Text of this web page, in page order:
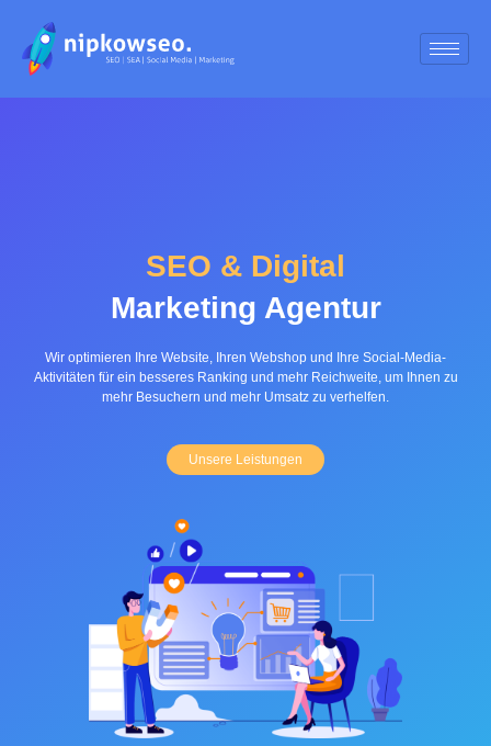
SEO & Digital
Marketing Agentur
Wir optimieren Ihre Website, Ihren Webshop und Ihre Social-Media-
Aktivitäten für ein besseres Ranking und mehr Reichweite, um Ihnen zu
mehr Besuchern und mehr Umsatz zu verhelfen.
Unsere Leistungen